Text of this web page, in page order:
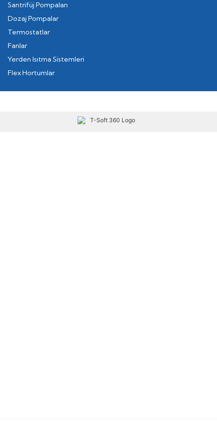
Santrifüj Pompaları
Dozaj Pompalar
Termostatlar
Fanlar
Yerden Isıtma Sistemleri
Flex Hortumlar